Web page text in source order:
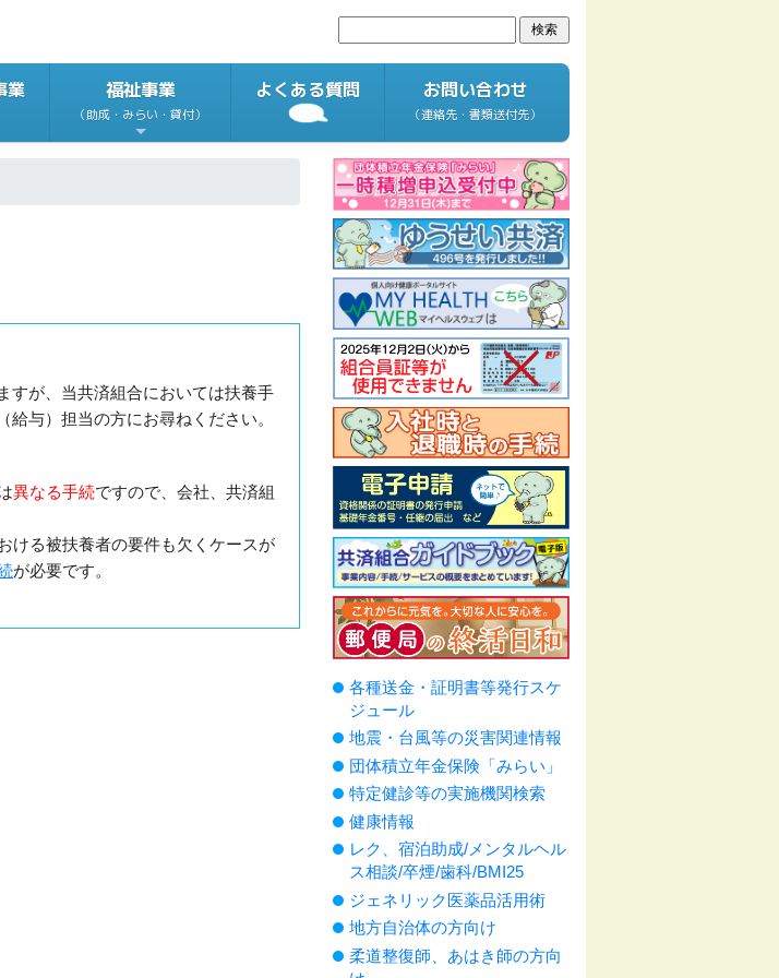
業 福祉事業
（助成・みらい・貸付）
よくある質問 お問い合わせ
（連絡先・書類送付先）
すが、当共済組合においては扶養手
与）担当の方にお尋ねください。
異なる手続ですので、会社、共済組
ける被扶養者の要件も欠くケースが
が必要です。
各種送金・証明書等発行スケ
ジュール
地震・台風等の災害関連情報
団体積立年金保険「みらい」
特定健診等の実施機関検索
健康情報
レク、宿泊助成/メンタルヘル
ス相談/卒煙/歯科/BMI25
ジェネリック医薬品活用術
地方自治体の方向け
柔道整復師、あはき師の方向